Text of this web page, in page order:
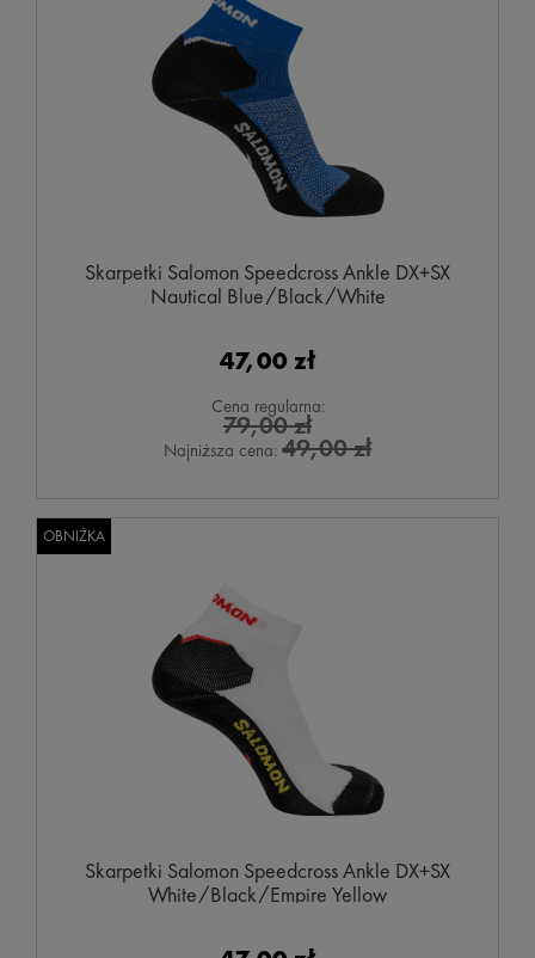
Skarpetki Salomon Speedcross Ankle DX+SX
Nautical Blue/Black/White
47,00 zł
Cena regularna:
79,00 zł
Najniższa cena: 49,00 zł
Skarpetki Salomon Speedcross Ankle DX+SX
White/Black/Empire Yellow
OBNIŻKA